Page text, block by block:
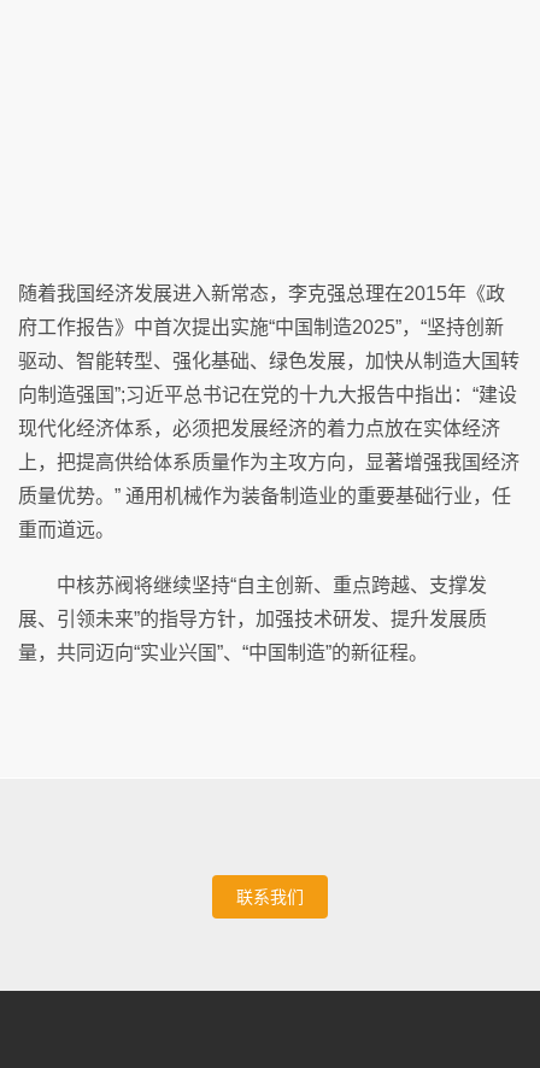
随着我国经济发展进入新常态，李克强总理在2015年《政
府工作报告》中首次提出实施“中国制造2025”，“坚持创新
驱动、智能转型、强化基础、绿色发展，加快从制造大国转
向制造强国”;习近平总书记在党的十九大报告中指出：“建设
现代化经济体系，必须把发展经济的着力点放在实体经济
上，把提高供给体系质量作为主攻方向，显著增强我国经济
质量优势。” 通用机械作为装备制造业的重要基础行业，任
重而道远。
中核苏阀将继续坚持“自主创新、重点跨越、支撑发
展、引领未来”的指导方针，加强技术研发、提升发展质
量，共同迈向“实业兴国”、“中国制造”的新征程。
联系我们